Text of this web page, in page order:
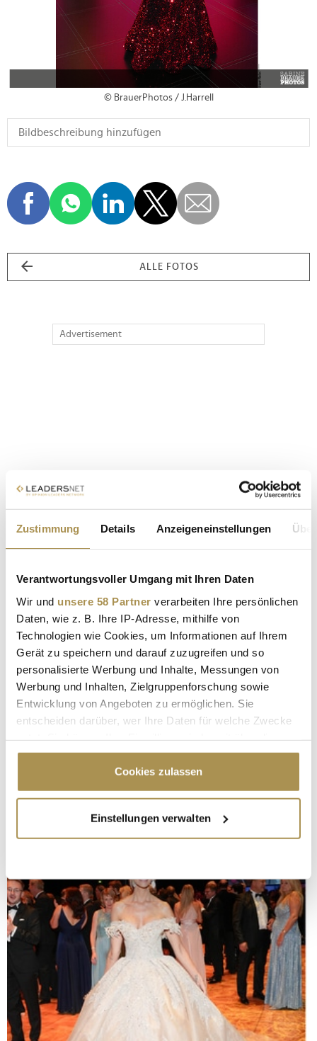
Zustimmung Details Anzeigeneinstellungen
Verantwortungsvoller Umgang mit Ihren Daten
Wir und unsere 58 Partner verarbeiten Ihre persönlichen
Daten, wie z. B. Ihre IP-Adresse, mithilfe von
Technologien wie Cookies, um Informationen auf Ihrem
Gerät zu speichern und darauf zuzugreifen und so
personalisierte Werbung und Inhalte, Messungen von
Werbung und Inhalten, Zielgruppenforschung sowie
Entwicklung von Angeboten zu ermöglichen. Sie
entscheiden darüber, wer Ihre Daten für welche Zwecke
Cookie-Erklärung oder durch Klicken auf das Privacy
Trigger Symbol ändern oder widerrufen
Informationen über Ihre geografische Lage
erfassen, welche bis auf einige Meter genau sein
bestimmten Merkmalen (Fingerprinting) identifizieren
Erfahren Sie mehr darüber, wie Ihre persönlichen Daten
verarbeitet werden, und legen Sie Ihre Präferenzen im
Abschnitt Einzelheiten
fest.
Wir verwenden Cookies, um Inhalte und Anzeigen zu
personalisieren, Funktionen für soziale Medien anbieten
zu können und die Zugriffe auf unsere Website zu
analysieren. Außerdem geben wir Informationen zu Ihrer
Cookies zulassen
Einstellungen verwalten
© BrauerPhotos / J.Harrell
ALLE FOTOS
Advertisement